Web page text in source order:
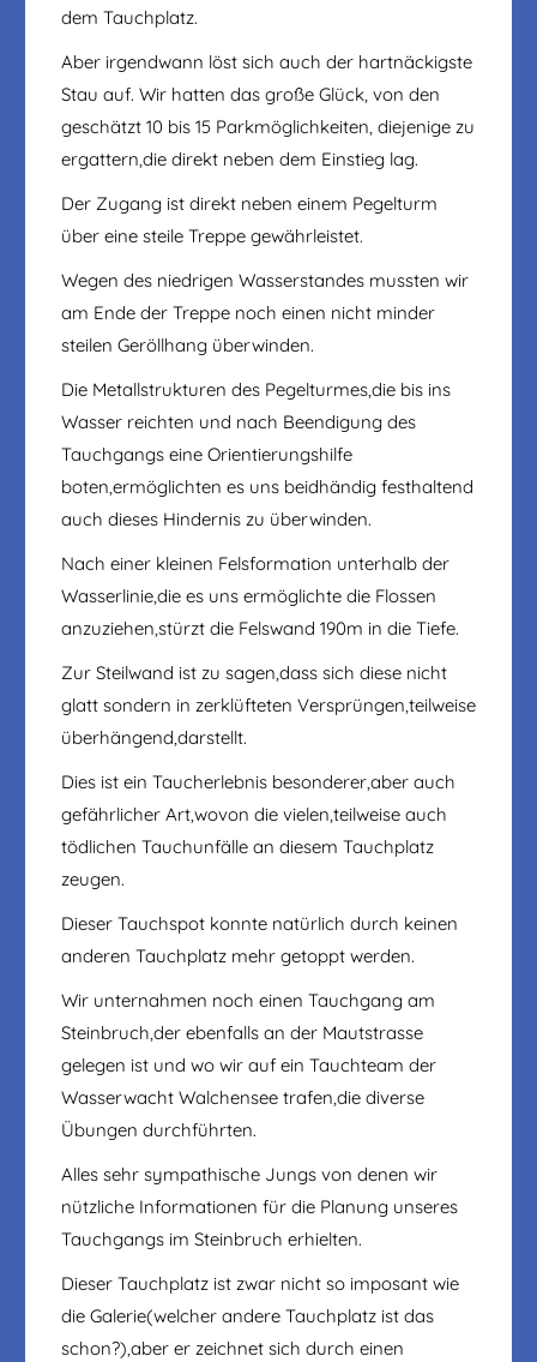
dem Tauchplatz.
Aber irgendwann löst sich auch der hartnäckigste
Stau auf. Wir hatten das große Glück, von den
geschätzt 10 bis 15 Parkmöglichkeiten, diejenige zu
ergattern,die direkt neben dem Einstieg lag.
Der Zugang ist direkt neben einem Pegelturm
über eine steile Treppe gewährleistet.
Wegen des niedrigen Wasserstandes mussten wir
am Ende der Treppe noch einen nicht minder
steilen Geröllhang überwinden.
Die Metallstrukturen des Pegelturmes,die bis ins
Wasser reichten und nach Beendigung des
Tauchgangs eine Orientierungshilfe
boten,ermöglichten es uns beidhändig festhaltend
auch dieses Hindernis zu überwinden.
Nach einer kleinen Felsformation unterhalb der
Wasserlinie,die es uns ermöglichte die Flossen
anzuziehen,stürzt die Felswand 190m in die Tiefe.
Zur Steilwand ist zu sagen,dass sich diese nicht
glatt sondern in zerklüfteten Versprüngen,teilweise
überhängend,darstellt.
Dies ist ein Taucherlebnis besonderer,aber auch
gefährlicher Art,wovon die vielen,teilweise auch
tödlichen Tauchunfälle an diesem Tauchplatz
zeugen.
Dieser Tauchspot konnte natürlich durch keinen
anderen Tauchplatz mehr getoppt werden.
Wir unternahmen noch einen Tauchgang am
Steinbruch,der ebenfalls an der Mautstrasse
gelegen ist und wo wir auf ein Tauchteam der
Wasserwacht Walchensee trafen,die diverse
Übungen durchführten.
Alles sehr sympathische Jungs von denen wir
nützliche Informationen für die Planung unseres
Tauchgangs im Steinbruch erhielten.
Dieser Tauchplatz ist zwar nicht so imposant wie
die Galerie(welcher andere Tauchplatz ist das
schon?),aber er zeichnet sich durch einen